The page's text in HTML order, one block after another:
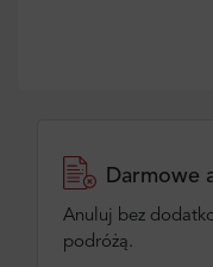
Darmowe
Anuluj bez
podróżą.